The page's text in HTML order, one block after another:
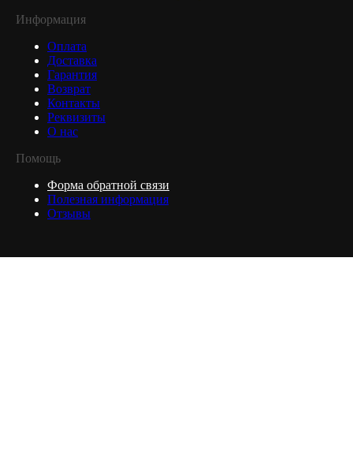
Информация
Оплата
Доставка
Гарантия
Возврат
Контакты
Реквизиты
О нас
Помощь
Форма обратной связи
Полезная информация
Отзывы